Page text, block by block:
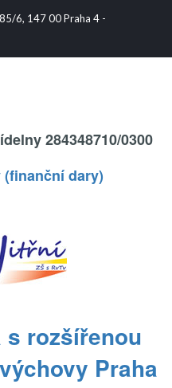
6, 147 00 Praha 4 -
284348710/0300
dary)
rozšířenou
Praha